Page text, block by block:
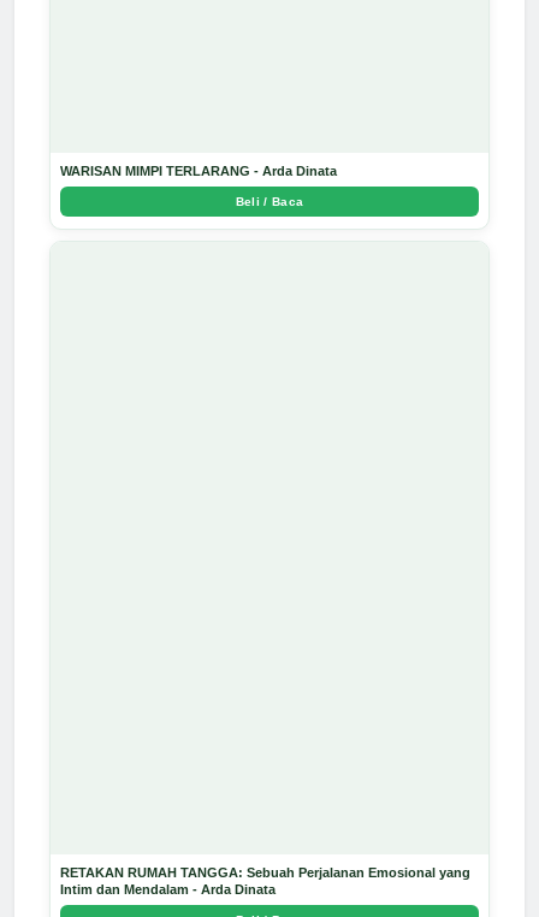
WARISAN MIMPI TERLARANG - Arda Dinata
Beli / Baca
RETAKAN RUMAH TANGGA: Sebuah Perjalanan Emosional yang
Intim dan Mendalam - Arda Dinata